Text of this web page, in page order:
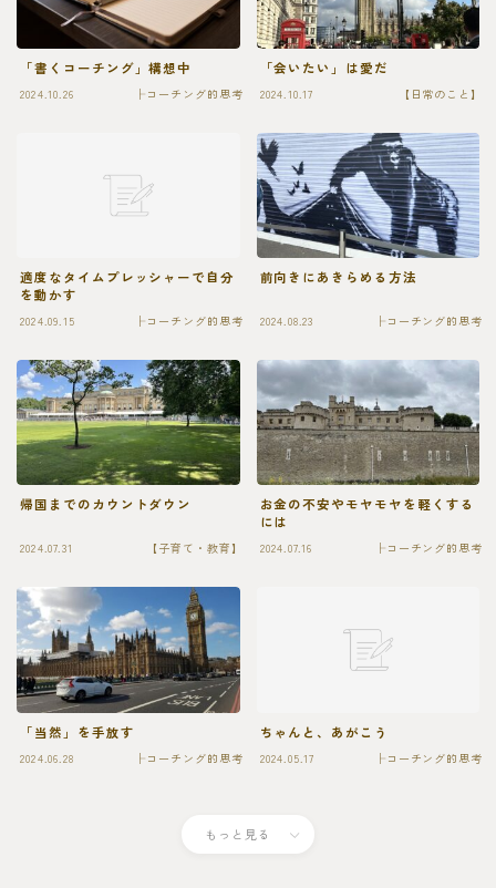
Follow Me
「書くコーチング」構想中
2024.10.26 ├コーチング的思考
「会いたい」は愛だ
2024.10.17 【日常のこと】
適度なタイムプレッシャーで自分
を動かす
2024.09.15 ├コーチング的思考
前向きにあきらめる方法
2024.08.23 ├コーチング的思考
帰国までのカウントダウン
2024.07.31 【子育て・教育】
お金の不安やモヤモヤを軽くする
には
2024.07.16 ├コーチング的思考
「当然」を手放す
2024.06.28 ├コーチング的思考
ちゃんと、あがこう
2024.05.17 ├コーチング的思考
もっと見る